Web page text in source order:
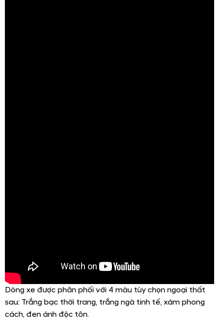
Dòng xe được phân phối với 4 màu tùy chọn ngoại thất
sau: Trắng bạc thời trang, trắng ngà tinh tế, xám phong
cách, đen ánh độc tôn.